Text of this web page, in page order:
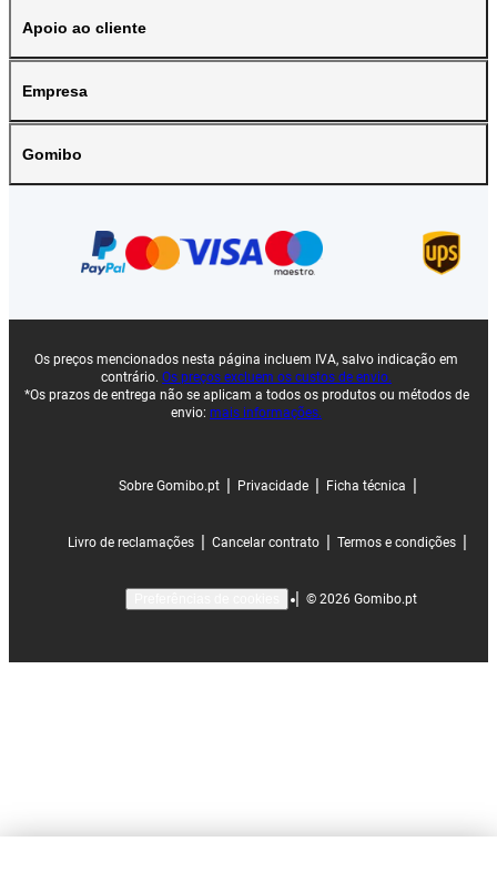
Apoio ao cliente
Empresa
Gomibo
Os preços mencionados nesta página incluem IVA, salvo indicação em
contrário. Os preços excluem os custos de envio.
*Os prazos de entrega não se aplicam a todos os produtos ou métodos de
envio: mais informações.
Sobre Gomibo.pt Privacidade Ficha técnica
Livro de reclamações Cancelar contrato Termos e condições
| © 2026 Gomibo.pt